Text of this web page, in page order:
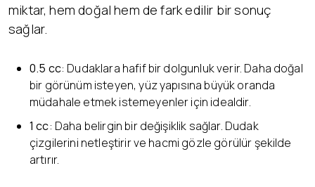
miktar, hem doğal hem de fark edilir bir sonuç
sağlar.
0.5 cc: Dudaklara hafif bir dolgunluk verir. Daha doğal
bir görünüm isteyen, yüz yapısına büyük oranda
müdahale etmek istemeyenler için idealdir.
1 cc: Daha belirgin bir değişiklik sağlar. Dudak
çizgilerini netleştirir ve hacmi gözle görülür şekilde
artırır.